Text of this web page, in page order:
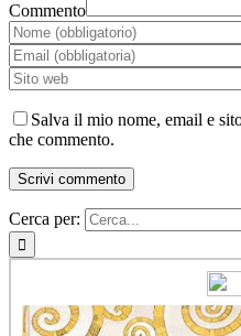
Commento
Salva il mio nome, email e
che commento.
Cerca per: